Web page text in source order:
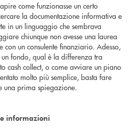
come funzionasse un certo
la documentazione informativa e
in un linguaggio che sembrava
chiunque non avesse una laurea
un consulente finanziario. Adesso,
fondo, qual è la differenza tra
cash collect, o come avviare un piano
molto più semplice, basta fare
una prima spiegazione.
informazioni